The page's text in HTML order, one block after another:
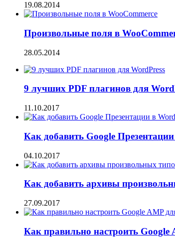
19.08.2014
Произвольные поля в
28.05.2014
9 лучших PDF плагинов для
11.10.2017
Как добавить Google
04.10.2017
Как добавить архивы
27.09.2017
Как правильно настроить Google